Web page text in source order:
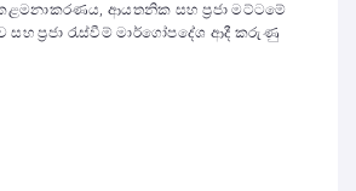
ආයතනික සහ ප්‍රජා මට්ටමේ
සහ ප්‍රජා රැස්වීම් මාර්ගෝපදේශ ආදී කරුණු